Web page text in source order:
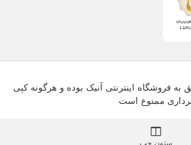
فروشگاه اینترنتی آنیک بوده و هرگونه کپی
ممنوع است
ستون چپ